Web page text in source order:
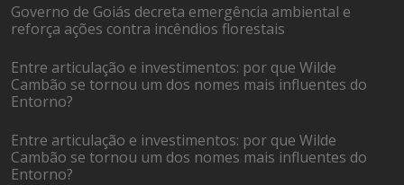
Governo de Goiás decreta emergência ambiental e
reforça ações contra incêndios florestais
Entre articulação e investimentos: por que Wilde
Cambão se tornou um dos nomes mais influentes do
Entorno?
Entre articulação e investimentos: por que Wilde
Cambão se tornou um dos nomes mais influentes do
Entorno?